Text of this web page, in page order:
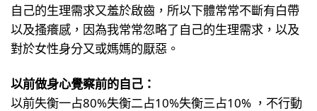
自己的生理需求又羞於啟齒，所以下體常常不斷有白帶
以及搔癢感，因為我常常忽略了自己的生理需求，以及
對於女性身分又或媽媽的厭惡。
以前做身心覺察前的自己：
以前失衡一占80%失衡二占10%失衡三占10% ，不行動